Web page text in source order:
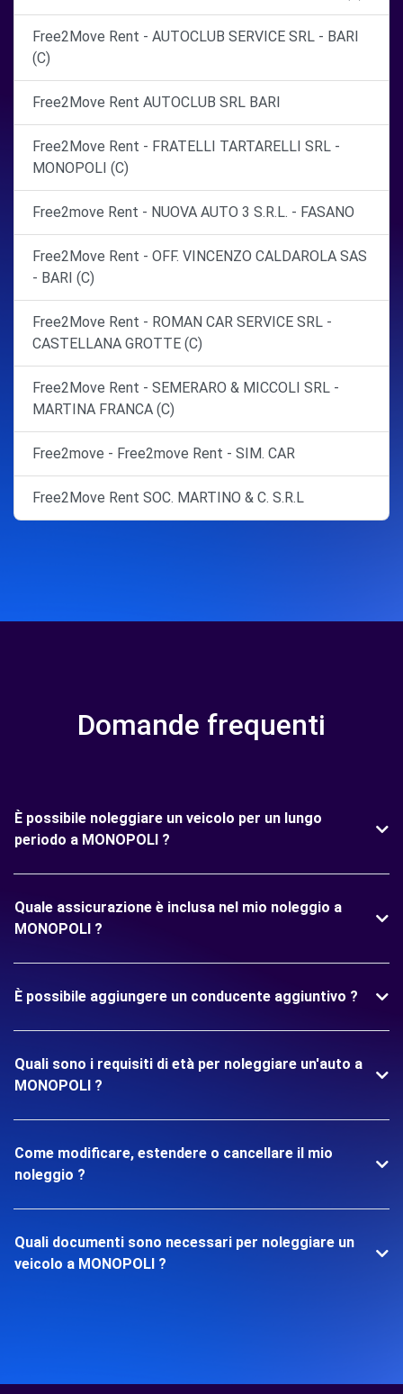
Free2Move Rent - AUTOCLUB SERVICE SRL - BARI
(C)
Free2Move Rent AUTOCLUB SRL BARI
Free2Move Rent - FRATELLI TARTARELLI SRL -
MONOPOLI (C)
Free2move Rent - NUOVA AUTO 3 S.R.L. - FASANO
Free2Move Rent - OFF. VINCENZO CALDAROLA SAS
- BARI (C)
Free2Move Rent - ROMAN CAR SERVICE SRL -
CASTELLANA GROTTE (C)
Free2Move Rent - SEMERARO & MICCOLI SRL -
MARTINA FRANCA (C)
Free2move - Free2move Rent - SIM. CAR
Free2Move Rent SOC. MARTINO & C. S.R.L
Domande frequenti
È possibile noleggiare un veicolo per un lungo
periodo a MONOPOLI ?
Quale assicurazione è inclusa nel mio noleggio a
MONOPOLI ?
È possibile aggiungere un conducente aggiuntivo ?
Quali sono i requisiti di età per noleggiare un'auto a
MONOPOLI ?
Come modificare, estendere o cancellare il mio
noleggio ?
Quali documenti sono necessari per noleggiare un
veicolo a MONOPOLI ?